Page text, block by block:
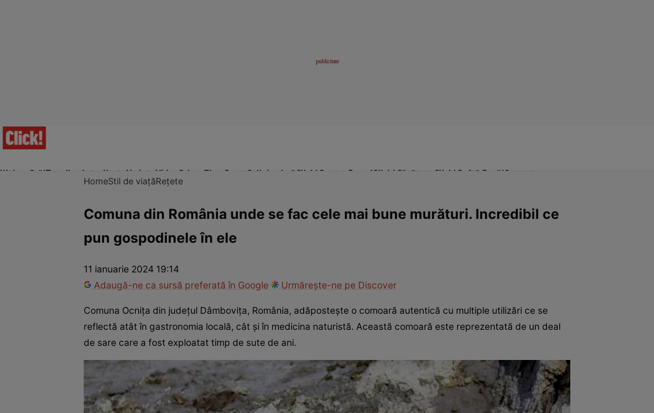
Ultima Oră!Trending Actualitate Vedete Video Prime Time SportStil de viațăClick! Pentru FemeiClick! Sănătate Click! Poftă Bună!Contact
Dragoste și SexEvenimenteHoroscopRețete culinare
HomeStil de viațăRețete
Comuna din România unde se fac cele mai bune murături. Incredibil ce
pun gospodinele în ele
11 ianuarie 2024 19:14
Adaugă-ne ca sursă preferată în Google
Urmărește-ne pe Discover
Comuna Ocnița din județul Dâmbovița, România, adăpostește o comoară autentică cu multiple utilizări ce se
reflectă atât în gastronomia locală, cât și în medicina naturistă. Această comoară este reprezentată de un deal
de sare care a fost exploatat timp de sute de ani.